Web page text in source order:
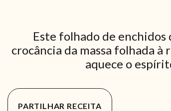
Este folhado de enchidos
crocância da massa folhada
aquece o
PARTILHAR RECEITA